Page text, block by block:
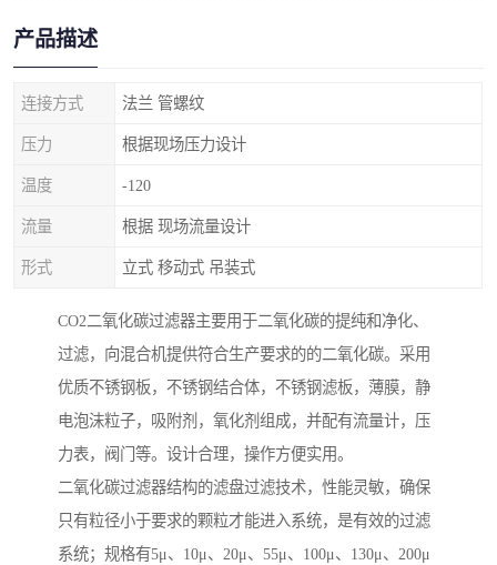
产品描述
连接方式 法兰 管螺纹
压力 根据现场压力设计
温度 -120
流量 根据 现场流量设计
形式 立式 移动式 吊装式
CO2二氧化碳过滤器主要用于二氧化碳的提纯和净化、
过滤，向混合机提供符合生产要求的的二氧化碳。采用
优质不锈钢板，不锈钢结合体，不锈钢滤板，薄膜，静
电泡沫粒子，吸附剂，氧化剂组成，并配有流量计，压
力表，阀门等。设计合理，操作方便实用。
二氧化碳过滤器结构的滤盘过滤技术，性能灵敏，确保
只有粒径小于要求的颗粒才能进入系统，是有效的过滤
系统；规格有5μ、10μ、20μ、55μ、100μ、130μ、200μ